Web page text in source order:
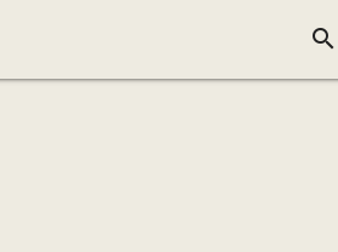
search